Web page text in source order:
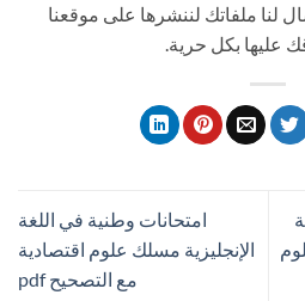
لنا ملفاتك لننشرها على موقعنا
عليها بكل حرية.
امتحانات وطنية في اللغة
الإنجليزية مسلك علوم اقتصادية
مع التصحيح pdf